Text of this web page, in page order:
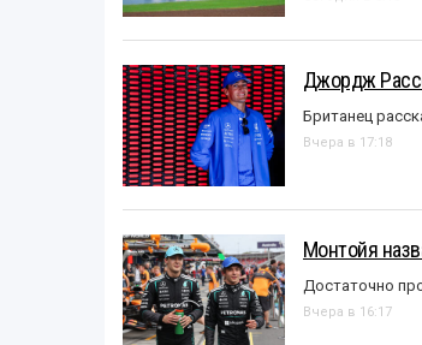
Джордж
Британец
Вчера в 17:18
Монтойя
Достаточно
Вчера в 16:17